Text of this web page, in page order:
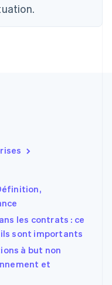
les contrats : ce
sont importants
à but non
et